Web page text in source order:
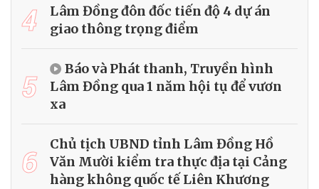
4
Lâm Đồng đôn đốc tiến độ 4 dự án
giao thông trọng điểm
5
Báo và Phát thanh, Truyền hình
Lâm Đồng qua 1 năm hội tụ để vươn
xa
6
Chủ tịch UBND tỉnh Lâm Đồng Hồ
Văn Mười kiểm tra thực địa tại Cảng
hàng không quốc tế Liên Khương